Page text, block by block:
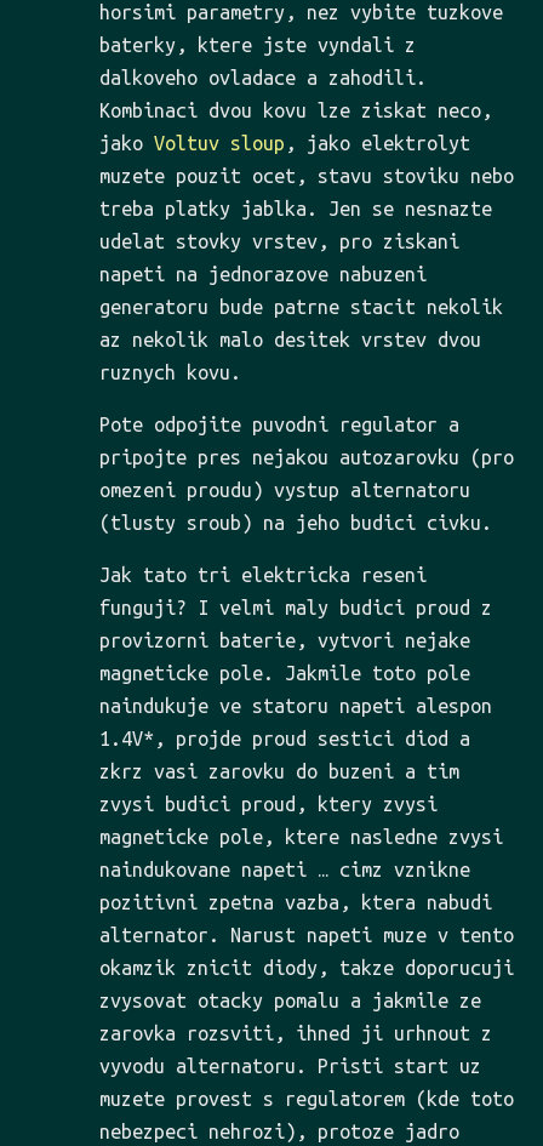
horsimi parametry, nez vybite tuzkove
baterky, ktere jste vyndali z
dalkoveho ovladace a zahodili.
Kombinaci dvou kovu lze ziskat neco,
jakoVoltuv sloup , jako elektrolyt
muzete pouzit ocet, stavu stoviku nebo
treba platky jablka. Jen se nesnazte
udelat stovky vrstev, pro ziskani
napeti na jednorazove nabuzeni
generatoru bude patrne stacit nekolik
az nekolik malo desitek vrstev dvou
ruznych kovu.
Pote odpojite puvodni regulator a
pripojte pres nejakou autozarovku (pro
omezeni proudu) vystup alternatoru
(tlusty sroub) na jeho budici civku.
Jak tato tri elektricka reseni
funguji? I velmi maly budici proud z
provizorni baterie, vytvori nejake
magneticke pole. Jakmile toto pole
naindukuje ve statoru napeti alespon
1.4V*, projde proud sestici diod a
zkrz vasi zarovku do buzeni a tim
zvysi budici proud, ktery zvysi
magneticke pole, ktere nasledne zvysi
naindukovane napeti … cimz vznikne
pozitivni zpetna vazba, ktera nabudi
alternator. Narust napeti muze v tento
okamzik znicit diody, takze doporucuji
zvysovat otacky pomalu a jakmile ze
zarovka rozsviti, ihned ji urhnout z
vyvodu alternatoru. Pristi start uz
muzete provest s regulatorem (kde toto
nebezpeci nehrozi), protoze jadro